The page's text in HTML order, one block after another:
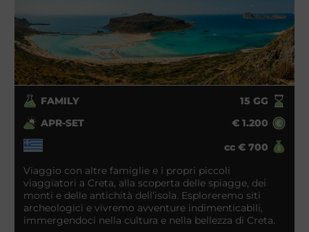
FAMILY 15 GG
APR-SET
€ 1.200
cc € 700
Viaggio con altre famiglie e i propri piccoli
viaggiatori a Creta, alla scoperta delle spiagge, dei
monti e delle antichità dell’isola. Esploreremo siti
archeologici e vivremo avventure indimenticabili,
immergendoci nella cultura e nella bellezza di Creta.